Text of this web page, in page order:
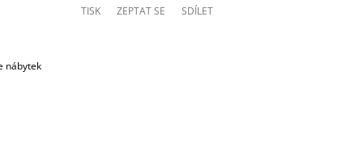
nábytek
TISK ZEPTAT SE SDÍLET